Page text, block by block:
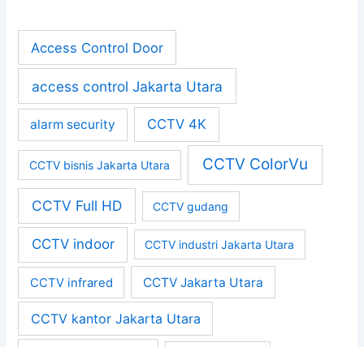
Access Control Door
access control Jakarta Utara
alarm security CCTV 4K
CCTV bisnis Jakarta Utara CCTV ColorVu
CCTV Full HD CCTV gudang
CCTV indoor CCTV industri Jakarta Utara
CCTV infrared CCTV Jakarta Utara
CCTV kantor Jakarta Utara